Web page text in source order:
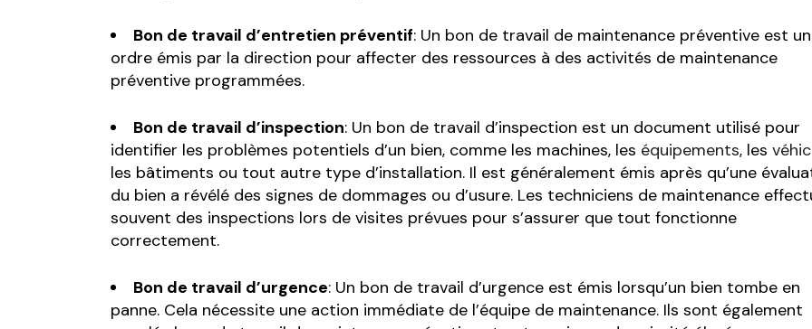
Bon de travail d’entretien préventif: Un bon de travail de maintenance préventive est un
ordre émis par la direction pour affecter des ressources à des activités de maintenance
préventive programmées.
Bon de travail d’inspection: Un bon de travail d’inspection est un document utilisé pour
identifier les problèmes potentiels d’un bien, comme les machines, les équipements, les
les bâtiments ou tout autre type d’installation. Il est généralement émis après qu’une
du bien a révélé des signes de dommages ou d’usure. Les techniciens de maintenance
souvent des inspections lors de visites prévues pour s’assurer que tout fonctionne
correctement.
Bon de travail d’urgence: Un bon de travail d’urgence est émis lorsqu’un bien tombe en
panne. Cela nécessite une action immédiate de l’équipe de maintenance. Ils sont également